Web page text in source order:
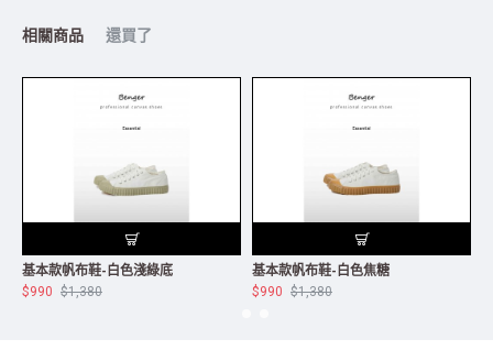
相關商品 還買了
基本款帆布鞋-白色淺綠底
$990 $1,380
基本款帆布鞋-白色焦糖
$990 $1,380